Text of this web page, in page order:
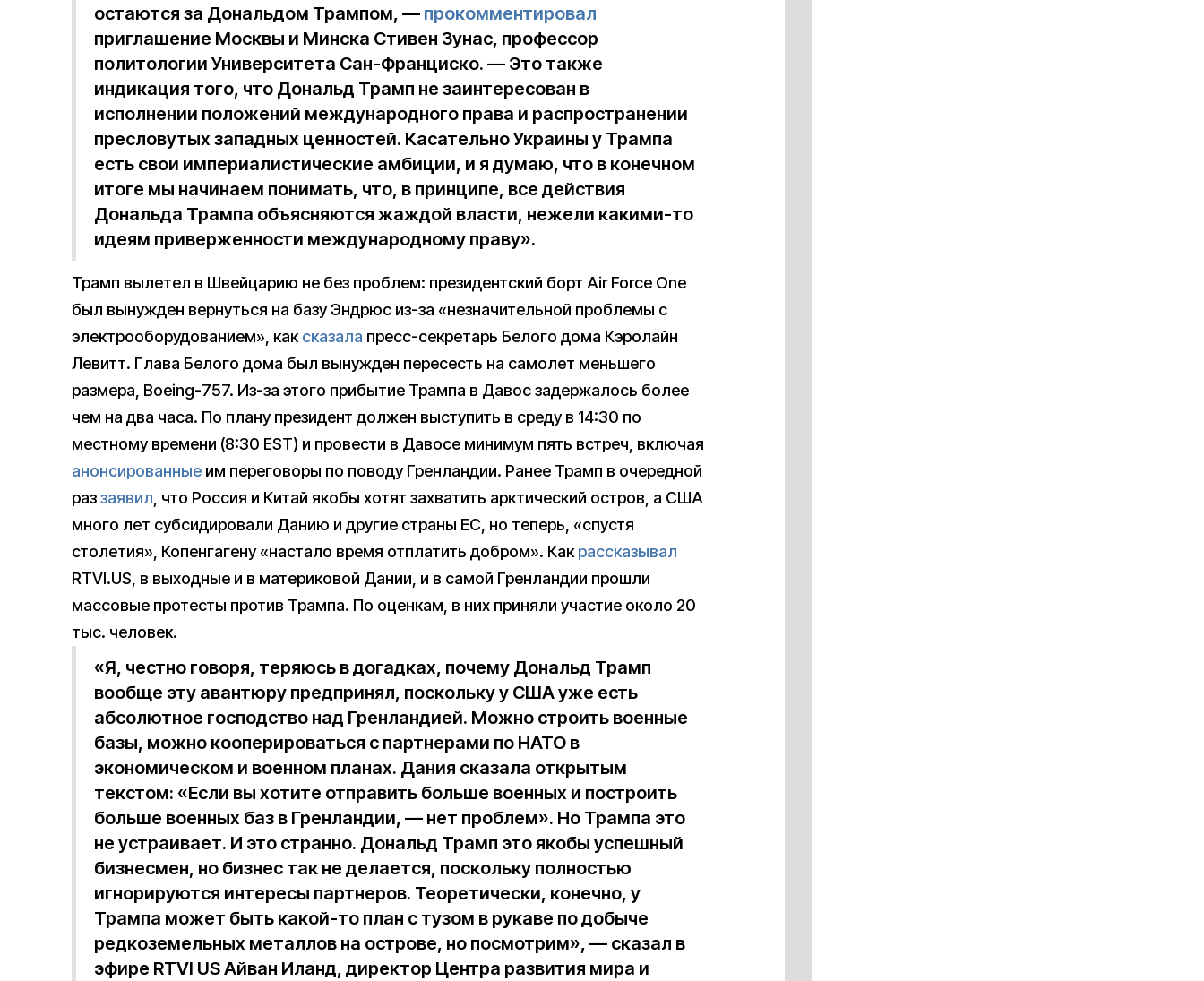
остаются за Дональдом Трампом, — прокомментировал
приглашение Москвы и Минска Стивен Зунас, профессор
политологии Университета Сан-Франциско. — Это также
индикация того, что Дональд Трамп не заинтересован в
исполнении положений международного права и распространении
пресловутых западных ценностей. Касательно Украины у Трампа
есть свои империалистические амбиции, и я думаю, что в конечном
итоге мы начинаем понимать, что, в принципе, все действия
Дональда Трампа объясняются жаждой власти, нежели какими-то
идеям приверженности международному праву».
Трамп вылетел в Швейцарию не без проблем: президентский борт Air Force One
был вынужден вернуться на базу Эндрюс из-за «незначительной проблемы с
электрооборудованием», каксказала пресс-секретарь Белого дома Кэролайн
Левитт. Глава Белого дома был вынужден пересесть на самолет меньшего
размера, Boeing-757. Из-за этого прибытие Трампа в Давос задержалось более
чем на два часа. По плану президент должен выступить в среду в 14:30 по
местному времени (8:30 EST) и провести в Давосе минимум пять встреч, включая
анонсированные им переговоры по поводу Гренландии. Ранее Трамп в очередной
раззаявил , что Россия и Китай якобы хотят захватить арктический остров, а США
много лет субсидировали Данию и другие страны ЕС, но теперь, «спустя
столетия», Копенгагену «настало время отплатить добром». Какрассказывал
RTVI.US, в выходные и в материковой Дании, и в самой Гренландии прошли
массовые протесты против Трампа. По оценкам, в них приняли участие около 20
тыс. человек.
«Я, честно говоря, теряюсь в догадках, почему Дональд Трамп
вообще эту авантюру предпринял, поскольку у США уже есть
абсолютное господство над Гренландией. Можно строить военные
базы, можно кооперироваться с партнерами по НАТО в
экономическом и военном планах. Дания сказала открытым
текстом: «Если вы хотите отправить больше военных и построить
больше военных баз в Гренландии, — нет проблем». Но Трампа это
не устраивает. И это странно. Дональд Трамп это якобы успешный
бизнесмен, но бизнес так не делается, поскольку полностью
игнорируются интересы партнеров. Теоретически, конечно, у
Трампа может быть какой-то план с тузом в рукаве по добыче
редкоземельных металлов на острове, но посмотрим», — сказал в
эфире RTVI US Айван Иланд, директор Центра развития мира и